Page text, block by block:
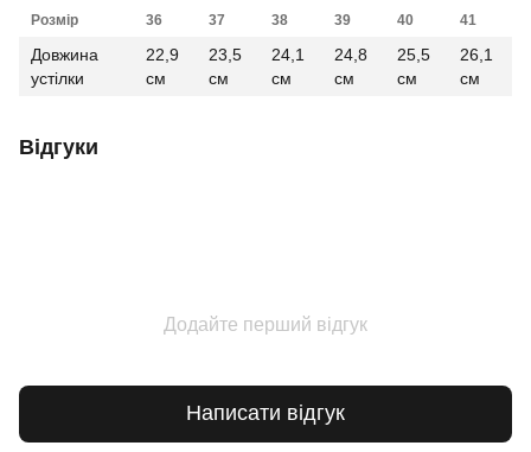
Розмір 36 37 38 39 40 41
Довжина
устілки
22,9
см
23,5
см
24,1
см
24,8
см
25,5
см
26,1
см
Відгуки
Додайте перший відгук
Написати відгук